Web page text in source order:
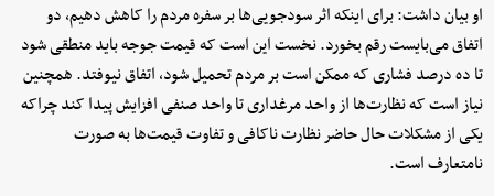
او بیان داشت: برای اینکه اثر سودجویی‌ها بر سفره مردم را کاهش دهیم، دو
اتفاق می‌بایست رقم بخورد. نخست این است که قیمت جوجه باید منطقی شود
تا ده درصد فشاری که ممکن است بر مردم تحمیل شود، اتفاق نیوفتد. همچنین
نیاز است که نظارت‌ها از واحد مرغداری تا واحد صنفی افزایش پیدا کند چراکه
یکی از مشکلات حال حاضر نظارت ناکافی و تفاوت قیمت‌ها به صورت
نامتعارف است.